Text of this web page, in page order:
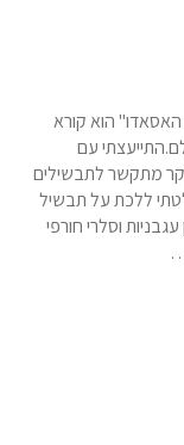
הוא קורא
עם
מתקשר לתבשילים
ללכת על תבשיל
וסלרי חורפי